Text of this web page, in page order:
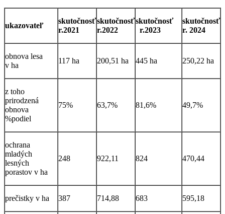
ukazovateľ
skutočnosť
r.2021
skutočnosť
r.2022
skutočnosť
r.2023
skutočnosť
r. 2024
obnova lesa
v ha
117 ha 200,51 ha 445 ha 250,22 ha
z toho
prirodzená
obnova
%podiel
75% 63,7% 81,6% 49,7­%
ochrana
mladých
lesných
porastov v ha
248 922,11 824 470,44
prečistky v ha 387 714,88 683 595,18